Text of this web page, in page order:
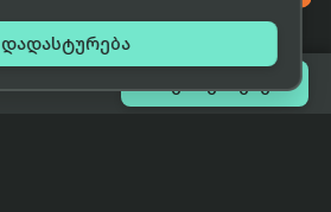
შეთავაზებები

დადასტურება